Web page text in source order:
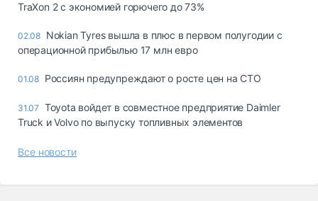
TraXon 2 с экономией горючего до 73%
02.08 Nokian Tyres вышла в плюс в первом полугодии с
операционной прибылью 17 млн евро
01.08 Россиян предупреждают о росте цен на СТО
31.07 Toyota войдет в совместное предприятие Daimler
Truck и Volvo по выпуску топливных элементов
Все новости